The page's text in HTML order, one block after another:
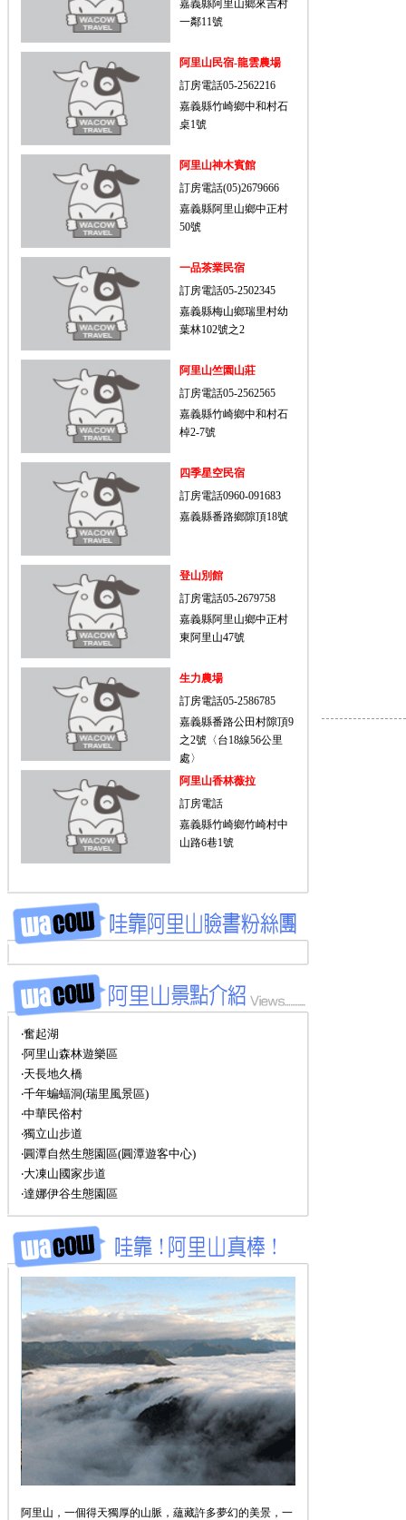
嘉義縣阿里山鄉來吉村
一鄰11號
阿里山民宿-龍雲農場
訂房電話05-2562216
嘉義縣竹崎鄉中和村石
桌1號
阿里山神木賓館
訂房電話(05)2679666
嘉義縣阿里山鄉中正村
50號
一品茶業民宿
訂房電話05-2502345
嘉義縣梅山鄉瑞里村幼
葉林102號之2
阿里山竺園山莊
訂房電話05-2562565
嘉義縣竹崎鄉中和村石
棹2-7號
四季星空民宿
訂房電話0960-091683
嘉義縣番路鄉隙頂18號
登山別館
訂房電話05-2679758
嘉義縣阿里山鄉中正村
東阿里山47號
生力農場
訂房電話05-2586785
嘉義縣番路公田村隙頂9
之2號〈台18線56公里
處〉
阿里山香林薇拉
訂房電話
嘉義縣竹崎鄉竹崎村中
山路6巷1號
‧奮起湖
‧阿里山森林遊樂區
‧天長地久橋
‧千年蝙蝠洞(瑞里風景區)
‧中華民俗村
‧獨立山步道
‧圓潭自然生態園區(圓潭遊客中心)
‧大凍山國家步道
‧達娜伊谷生態園區
阿里山，一個得天獨厚的山脈，蘊藏許多夢幻的美景，一